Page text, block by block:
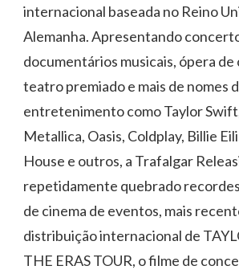
internacional baseada no Reino
Alemanha. Apresentando
documentários musicais, ópera de
teatro premiado e mais de nomes
entretenimento como Taylor
Metallica, Oasis, Coldplay, Billie
House e outros, a Trafalgar
repetidamente quebrado
de cinema de eventos, mais
distribuição internacional de
THE ERAS TOUR, o filme de